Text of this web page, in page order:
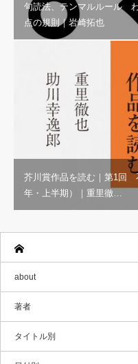
句読法、テンマルルール
点の規則｜岩崎拓也
芥川賞作品を読む｜第1回
年・上半期）｜重里徹…
about
著者
タイトル別